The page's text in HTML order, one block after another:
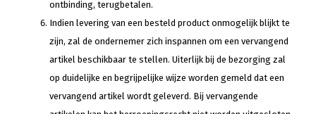
ontbinding, terugbetalen.
Indien levering van een besteld product onmogelijk blijkt te
zijn, zal de ondernemer zich inspannen om een vervangend
artikel beschikbaar te stellen. Uiterlijk bij de bezorging zal
op duidelijke en begrijpelijke wijze worden gemeld dat een
vervangend artikel wordt geleverd. Bij vervangende